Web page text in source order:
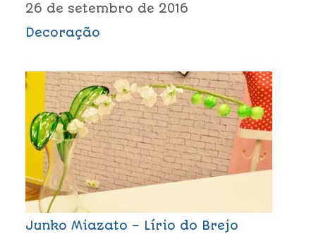
26 de setembro de 2016
Decoração
Junko Miazato – Lírio do Brejo